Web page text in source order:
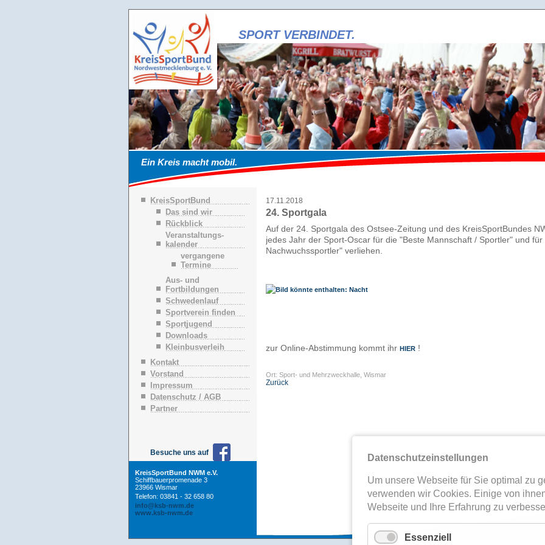
SPORT VERBINDET.
v
i
t
i
ü
r
Ein Kreis macht mobil.
17.11.2018
24. Sportgala
Auf der 24. Sportgala des Ostsee-Zeitung und des KreisSportBundes
jedes Jahr der Sport-Oscar für die "Beste Mannschaft / Sportler" und für
Nachwuchssportler" verliehen.
zur Online-Abstimmung kommt ihr HIER !
Ort: Sport- und Mehrzweckhalle, Wismar
Zurück
N
n
g
n
KreisSportBund
Das sind wir
Rückblick
Veranstaltungs-
kalender
vergangene
Termine
Aus- und
Fortbildungen
Schwedenlauf
Sportverein finden
Sportjugend
Downloads
Kleinbusverleih
Kontakt
Vorstand
Impressum
Datenschutz / AGB
Partner
Besuche uns auf
KreisSportBund NWM e.V.
Schiffbauerpromenade 3
23966 Wismar
Telefon: 03841 - 32 658 80
info@ksb-nwm.de
www.ksb-nwm.de
Datenschutzeinstellungen
Um unsere Webseite für Sie optimal zu
verwenden wir Cookies. Einige von
Webseite und Ihre Erfahrung zu
Essenziell